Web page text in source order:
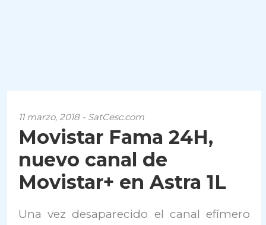
11 marzo, 2018 - SatCesc.com
Movistar Fama 24H,
nuevo canal de
Movistar+ en Astra 1L
Una vez desaparecido el canal efímero